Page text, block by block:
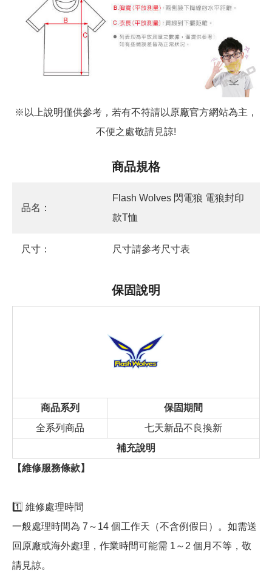
※以上說明僅供參考，若有不符請以原廠官方網站為主，
不便之處敬請見諒!
商品規格
品名：
Flash Wolves 閃電狼 電狼封印
款T恤
尺寸： 尺寸請參考尺寸表
保固說明
商品系列
保固期間
全系列商品
七天新品不良換新
補充說明
【維修服務條款】
1️⃣ 維修處理時間
一般處理時間為 7～14 個工作天（不含例假日）。如需送
回原廠或海外處理，作業時間可能需 1～2 個月不等，敬
請見諒。